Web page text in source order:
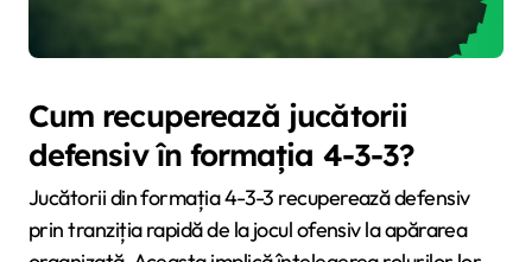
Cum recuperează jucătorii
defensiv în formația 4-3-3?
Jucătorii din formația 4-3-3 recuperează defensiv
prin tranziția rapidă de la jocul ofensiv la apărarea